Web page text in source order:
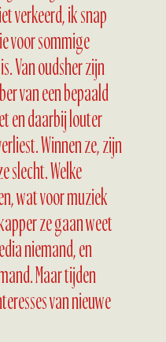
verkeerd, ik snap
voor sommige
Van oudsher zijn
van een bepaald
en daarbij louter
Winnen ze, zijn
slecht. Welke
wat voor muziek
ze gaan weet
niemand, en
Maar tijden
van nieuwe